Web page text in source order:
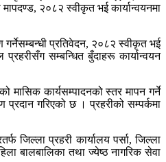
२०८२ स्वीकृत भई कार्यान्वयनमा
गर्नेसम्बन्धी प्रतिवेदन, २०८२ स्वीकृत भई
सम्बन्धित बुँदाहरू कार्यान्वयन
मासिक कार्यसम्पादनको स्तर मापन गर्ने
गरिएको छ । प्रहरीको सम्पर्कमा
जिल्ला प्रहरी कार्यालय पर्सा, जिल्ला
बालबालिका तथा ज्येष्ठ नागरिक सेवा